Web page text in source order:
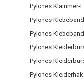
Pylones Klammer-
Pylones
Pylones
Pylones
Pylones
Pylones